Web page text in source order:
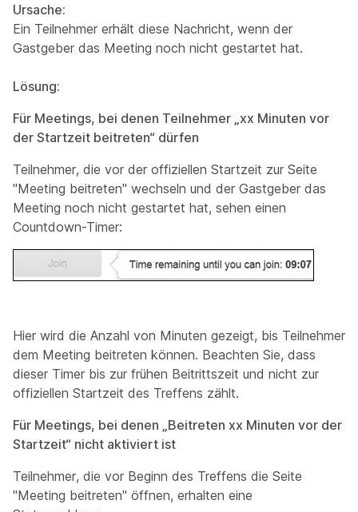
Ursache:
Ein Teilnehmer erhält diese Nachricht, wenn der
Gastgeber das Meeting noch nicht gestartet hat.
Lösung:
Für Meetings, bei denen Teilnehmer „ xx Minuten vor
der Startzeit beitreten“ dürfen
Teilnehmer, die vor der offiziellen Startzeit zur Seite
"Meeting beitreten" wechseln und der Gastgeber das
Meeting noch nicht gestartet hat, sehen einen
Countdown-Timer:
Hier wird die Anzahl von Minuten gezeigt, bis Teilnehmer
dem Meeting beitreten können. Beachten Sie, dass
dieser Timer bis zur frühen Beitrittszeit und nicht zur
offiziellen Startzeit des Treffens zählt.
Für Meetings, bei denen „Beitreten xx Minuten vor der
Startzeit“ nicht aktiviert ist
Teilnehmer, die vor Beginn des Treffens die Seite
"Meeting beitreten" öffnen, erhalten eine